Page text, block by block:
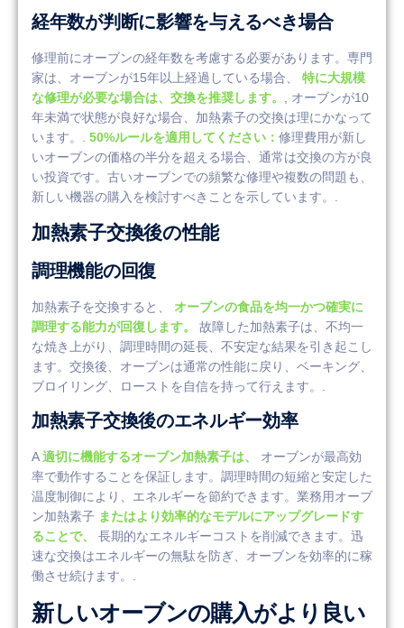
経年数が判断に影響を与えるべき場合
修理前にオーブンの経年数を考慮する必要があります。専門
家は、オーブンが15年以上経過している場合、 特に大規模
な修理が必要な場合は、交換を推奨します。 , オーブンが10
年未満で状態が良好な場合、加熱素子の交換は理にかなって
います。. 50%ルールを適用してください： 修理費用が新し
いオーブンの価格の半分を超える場合、通常は交換の方が良
い投資です。古いオーブンでの頻繁な修理や複数の問題も、
新しい機器の購入を検討すべきことを示しています。.
加熱素子交換後の性能
調理機能の回復
加熱素子を交換すると、 オーブンの食品を均一かつ確実に
調理する能力が回復します。
故障した加熱素子は、不均一
な焼き上がり、調理時間の延長、不安定な結果を引き起こし
ます。交換後、オーブンは通常の性能に戻り、ベーキング、
ブロイリング、ローストを自信を持って行えます。.
加熱素子交換後のエネルギー効率
A適切に機能するオーブン加熱素子は、
オーブンが最高効
率で動作することを保証します。調理時間の短縮と安定した
温度制御により、エネルギーを節約できます。業務用オーブ
ン加熱素子 またはより効率的なモデルにアップグレードす
ることで、
長期的なエネルギーコストを削減できます。迅
速な交換はエネルギーの無駄を防ぎ、オーブンを効率的に稼
働させ続けます。.
新しいオーブンの購入がより良い